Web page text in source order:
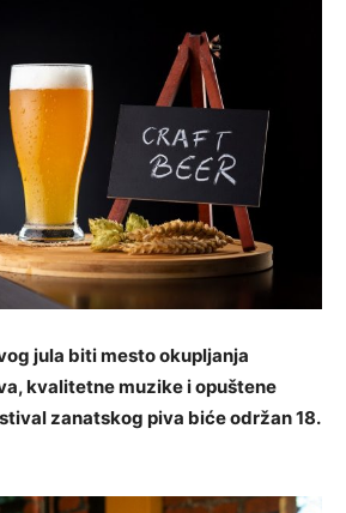
jula biti mesto okupljanja
kvalitetne muzike i opuštene
zanatskog piva biće održan 18.